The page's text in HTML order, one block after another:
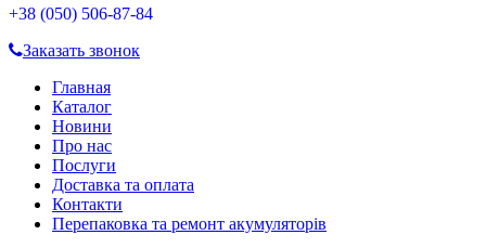
+38 (050) 506-87-84
Заказать звонок
Главная
Каталог
Новини
Про нас
Послуги
Доставка та оплата
Контакти
Перепаковка та ремонт акумуляторів